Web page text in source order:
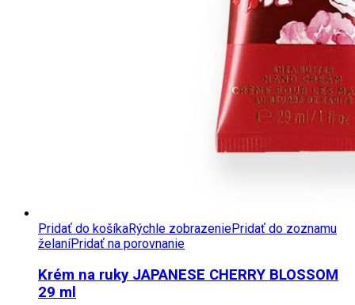
Pridať do košíkaRýchle zobrazeniePridať do zoznamu
želaníPridať na porovnanie
Krém na ruky JAPANESE CHERRY BLOSSOM
29 ml